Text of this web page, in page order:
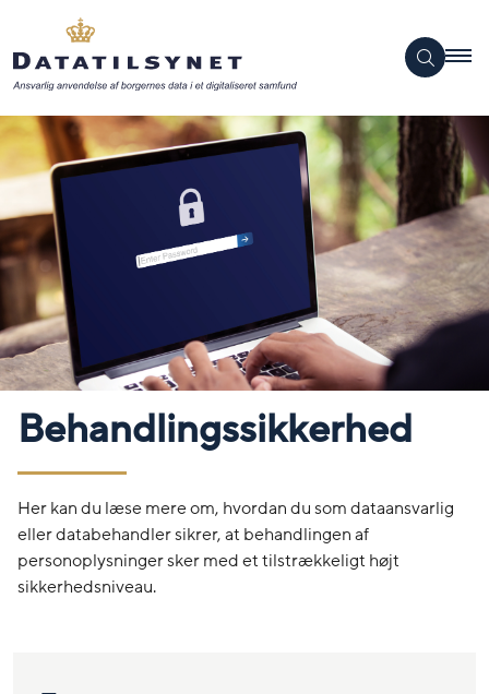
Behandlingssikkerhed
Her kan du læse mere om, hvordan du som dataansvarlig
eller databehandler sikrer, at behandlingen af
personoplysninger sker med et tilstrækkeligt højt
sikkerhedsniveau.